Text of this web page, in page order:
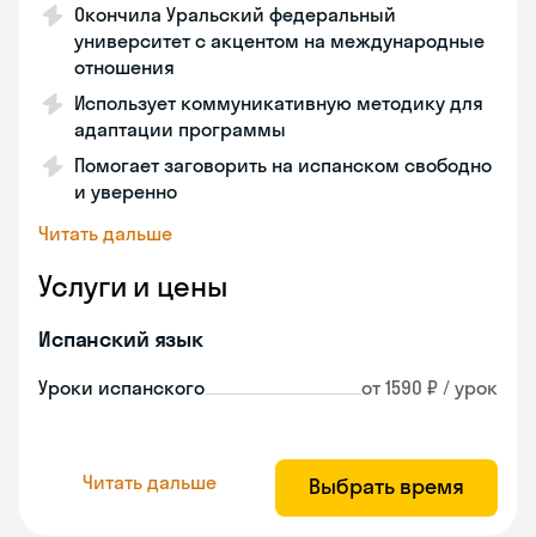
Окончила Уральский федеральный
университет с акцентом на международные
отношения
Использует коммуникативную методику для
адаптации программы
Помогает заговорить на испанском свободно
и уверенно
Читать дальше
Услуги и цены
Испанский язык
Уроки испанского от 1590 ₽ / урок
Читать дальше Выбрать время